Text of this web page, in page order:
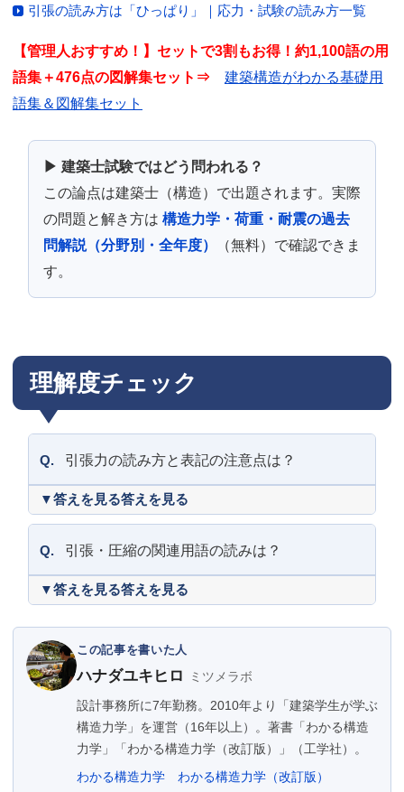
引張の読み方は「ひっぱり」｜応力・試験の読み方一覧
【管理人おすすめ！】セットで3割もお得！約1,100語の用
語集＋476点の図解集セット⇒ 建築構造がわかる基礎用
語集＆図解集セット
▶ 建築士試験ではどう問われる？
この論点は建築士（構造）で出題されます。実際
の問題と解き方は 構造力学・荷重・耐震の過去
問解説（分野別・全年度）
（無料）で確認できま
す。
理解度チェック
Q. 引張力の読み方と表記の注意点は？
答えを見る
Q. 引張・圧縮の関連用語の読みは？
答えを見る
この記事を書いた人
ハナダユキヒロ
ミツメラボ
設計事務所に7年勤務。2010年より「建築学生が学ぶ
構造力学」を運営（16年以上）。著書「わかる構造
力学」「わかる構造力学（改訂版）」（工学社）。
わかる構造力学
わかる構造力学（改訂版）